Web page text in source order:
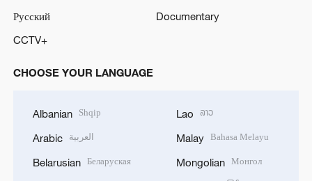
Русский
Documentary
CCTV+
CHOOSE YOUR LANGUAGE
Albanian Shqip
Arabic العربية
Belarusian Беларуская
Lao ລາວ
Malay Bahasa Melayu
Mongolian Монгол